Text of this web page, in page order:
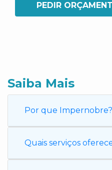
PEDIR
Saiba Mais
Por que Impernobre?
Quais serviços